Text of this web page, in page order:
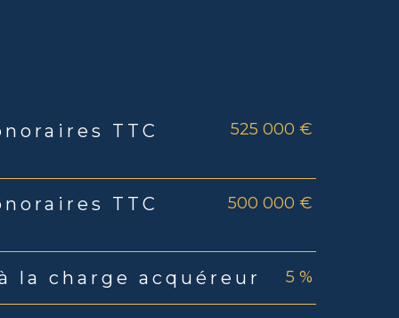
TTC
525 000 €
TTC
500 000 €
la charge acquéreur 5 %